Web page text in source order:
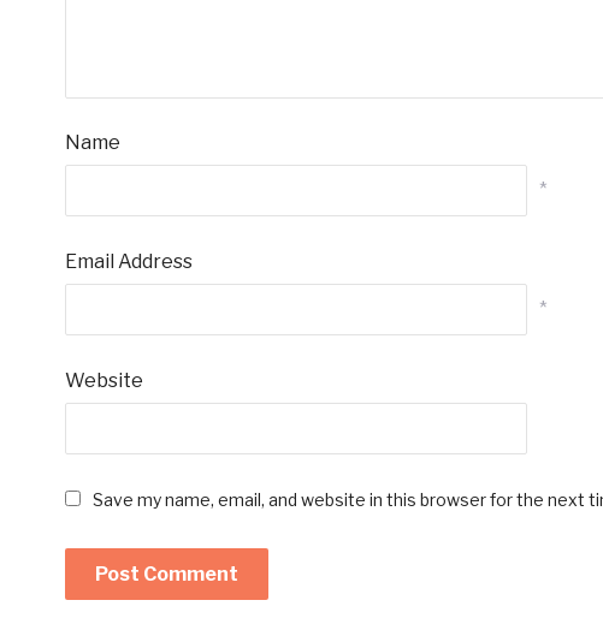
Name
*
Email Address
*
Website
Save my name, email, and website in this browser for the next